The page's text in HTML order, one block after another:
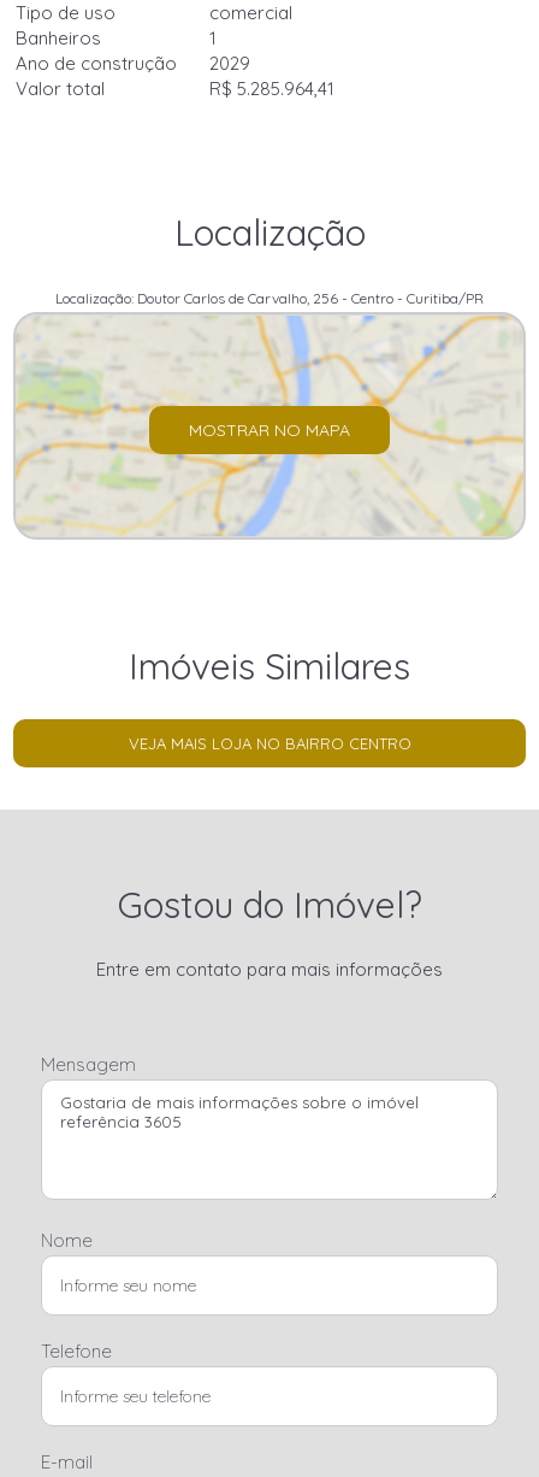
Tipo de uso
comercial
Banheiros
1
Ano de construção
2029
Valor total
R$ 5.285.964,41
Localização
Localização: Doutor Carlos de Carvalho, 256 - Centro - Curitiba/PR
MOSTRAR NO MAPA
Imóveis Similares
VEJA MAIS LOJA NO BAIRRO CENTRO
Gostou do Imóvel?
Entre em contato para mais informações
Mensagem
Nome
Telefone
E-mail